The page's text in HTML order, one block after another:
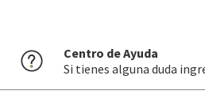
Centro de Ayuda
Si tienes alguna duda